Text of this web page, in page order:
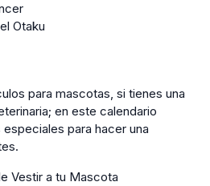
Otaku
para mascotas, si tienes una
en este calendario
para hacer una
Vestir a tu Mascota